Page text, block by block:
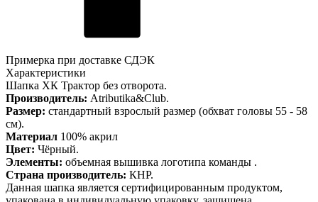
Примерка при доставке СДЭК
Характеристики
Шапка ХК Трактор без отворота.
Производитель: Atributika&Club.
Размер: стандартный взрослый размер (обхват головы 55 - 58
см).
Материал 100% акрил
Цвет: Чёрный.
Элементы: объемная вышивка логотипа команды .
Страна производитель: КНР.
Данная шапка является сертифицированным продуктом,